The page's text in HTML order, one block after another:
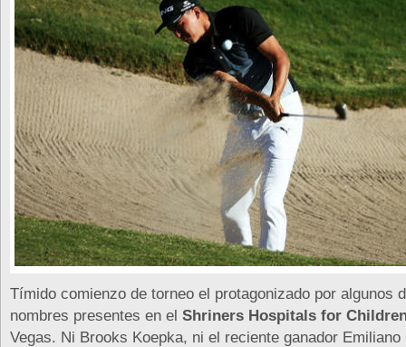
Tímido comienzo de torneo el protagonizado por algunos
nombres presentes en el Shriners Hospitals for
Vegas. Ni Brooks Koepka, ni el reciente ganador